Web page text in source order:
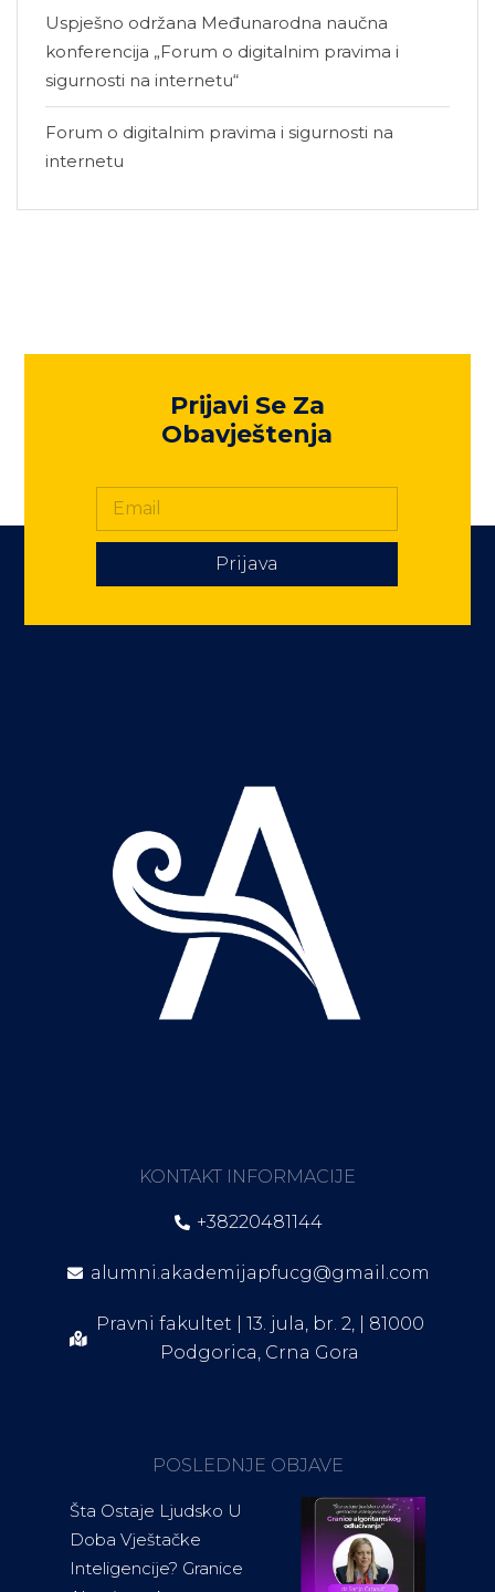
Uspješno održana Međunarodna naučna
konferencija „Forum o digitalnim pravima i
sigurnosti na internetu“
Forum o digitalnim pravima i sigurnosti na
internetu
Prijavi Se Za
Obavještenja
Prijava
KONTAKT INFORMACIJE
+38220481144
alumni.akademijapfucg@gmail.com
Pravni fakultet | 13. jula, br. 2, | 81000
Podgorica, Crna Gora
POSLEDNJE OBJAVE
Šta Ostaje Ljudsko U
Doba Vještačke
Inteligencije? Granice